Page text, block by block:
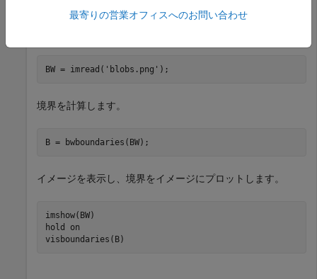
BW = imread( 'blobs.png' );
境界を計算します。
B = bwboundaries(BW);
イメージを表示し、境界をイメージにプロットします。
imshow(BW)
hold
on
visboundaries(B)
最寄りの営業オフィスへのお問い合わせ